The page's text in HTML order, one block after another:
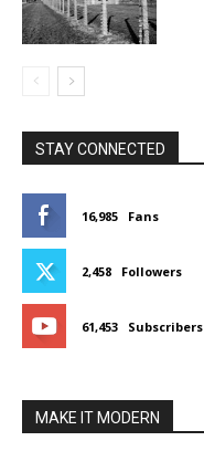
STAY CONNECTED
16,985 Fans
2,458 Followers
61,453 Subscribers
MAKE IT MODERN